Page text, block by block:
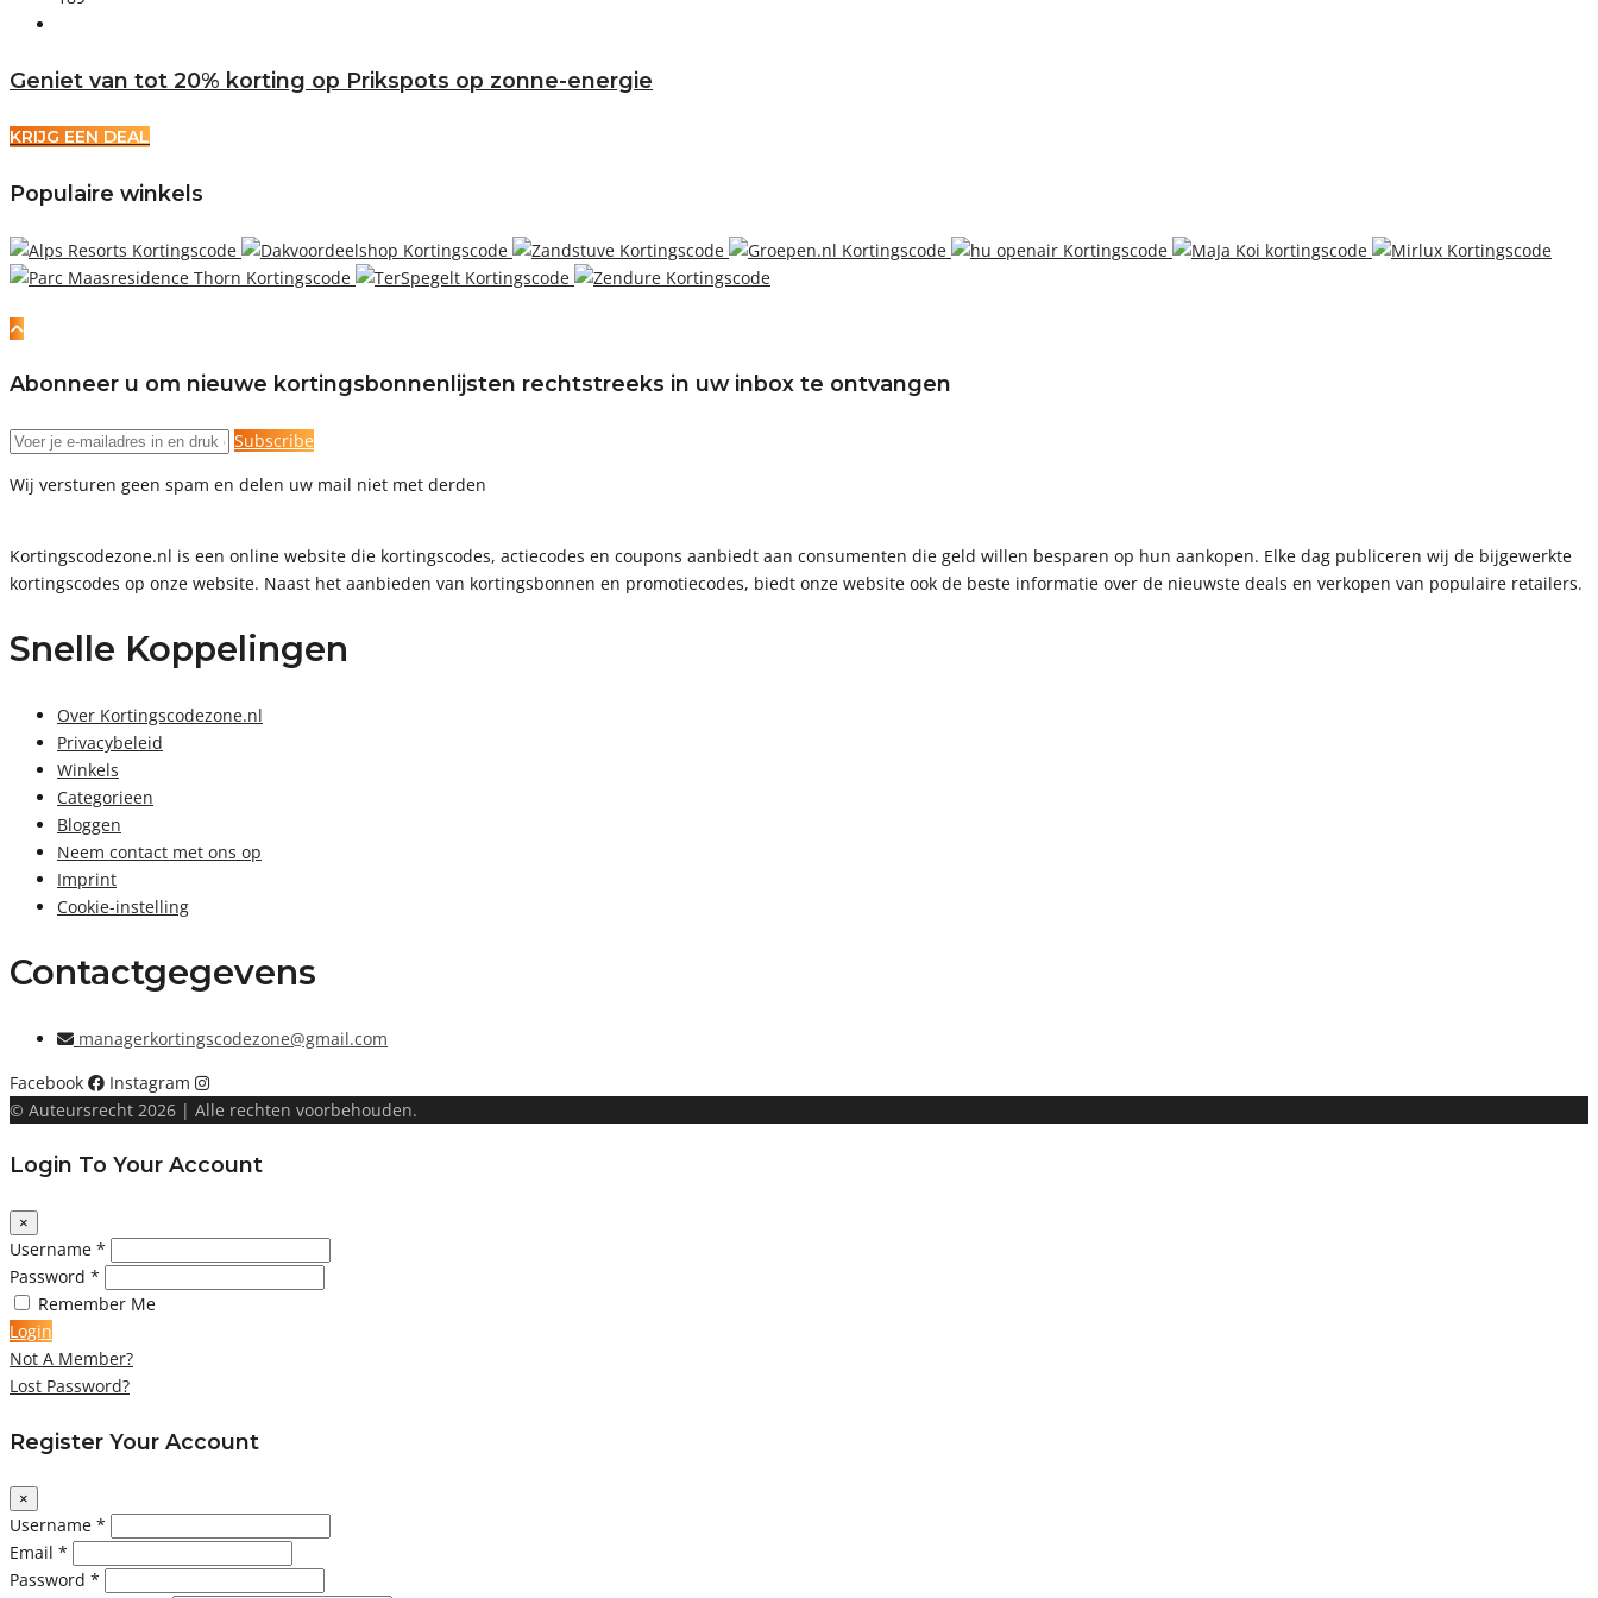
Geniet van tot 20% korting op Prikspots op zonne-energie
KRIJG EEN DEAL
Populaire winkels
Abonneer u om nieuwe kortingsbonnenlijsten rechtstreeks in uw inbox te ontvangen
Subscribe
Wij versturen geen spam en delen uw mail niet met derden
Kortingscodezone.nl is een online website die kortingscodes, actiecodes en coupons aanbiedt aan consumenten die geld willen besparen op hun aankopen. Elke dag publiceren wij de bijgewerkte
kortingscodes op onze website. Naast het aanbieden van kortingsbonnen en promotiecodes, biedt onze website ook de beste informatie over de nieuwste deals en verkopen van populaire retailers.
Snelle Koppelingen
Over Kortingscodezone.nl
Privacybeleid
Winkels
Categorieen
Bloggen
Neem contact met ons op
Imprint
Cookie-instelling
Contactgegevens
managerkortingscodezone@gmail.com
Facebook
Instagram
© Auteursrecht 2026 | Alle rechten voorbehouden.
Login To Your Account
×
Username *
Password *
Remember Me
Login
Not A Member?
Lost Password?
Register Your Account
×
Username *
Email *
Password *